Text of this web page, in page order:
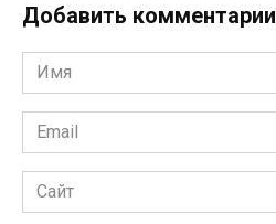
Добавить комментарии
Имя
*
Email
*
Сайт